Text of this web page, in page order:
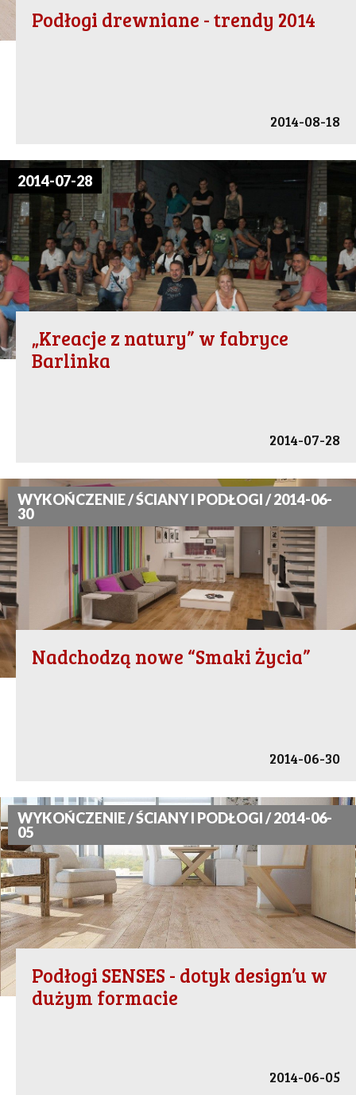
Podłogi drewniane - trendy 2014
2014-08-18
2014-07-28
„Kreacje z natury” w fabryce
Barlinka
2014-07-28
WYKOŃCZENIE / ŚCIANY I PODŁOGI / 2014-06-
30
Nadchodzą nowe “Smaki Życia”
2014-06-30
WYKOŃCZENIE / ŚCIANY I PODŁOGI / 2014-06-
05
Podłogi SENSES - dotyk design’u w
dużym formacie
2014-06-05